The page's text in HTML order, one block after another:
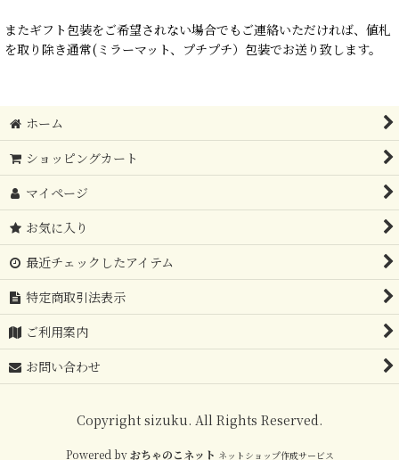
またギフト包装をご希望されない場合でもご連絡いただければ、値札
を取り除き通常(ミラーマット、プチプチ）包装でお送り致します。
ホーム
ショッピングカート
マイページ
お気に入り
最近チェックしたアイテム
特定商取引法表示
ご利用案内
お問い合わせ
Copyright sizuku. All Rights Reserved.
Powered byおちゃのこネット ネットショップ作成サービス